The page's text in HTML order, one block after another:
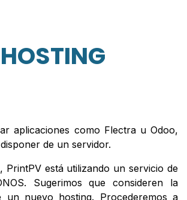
HOSTING
aplicaciones como Flectra u Odoo,
de un servidor.
PrintPV está utilizando un servicio de
Sugerimos que consideren la
un nuevo hosting. Procederemos a